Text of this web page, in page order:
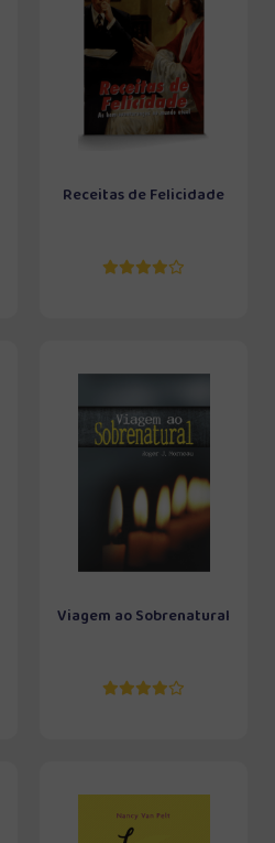
Receitas de Felicidade
Viagem ao Sobrenatural